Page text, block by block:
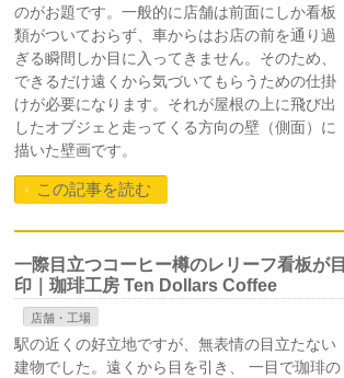
のがお題です。一般的に店舗は前面にしか看板
類がついておらず、車からはお店の前を通り過
ぎる瞬間しか目に入ってきません。そのため、
できるだけ遠くから気づいてもらうための仕掛
けが必要になります。それが屋根の上に飛び出
したオブジェと走ってくる方向の壁（側面）に
描いた壁画です。
この記事を読む
一際目立つコーヒー樽のレリーフ看板が目
印｜珈琲工房 Ten Dollars Coffee
店舗・工場
駅の近くの好立地ですが、無表情の目立たない
建物でした。遠くから目を引き、 一目で珈琲の